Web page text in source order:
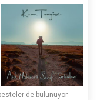
de bulunuyor.